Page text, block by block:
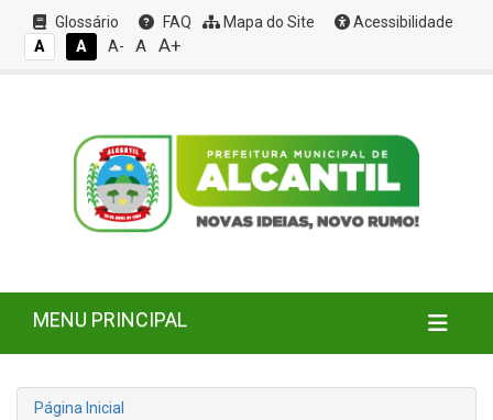
Glossário FAQ Mapa do Site
Acessibilidade
A
A A- A A+
MENU PRINCIPAL
Página Inicial